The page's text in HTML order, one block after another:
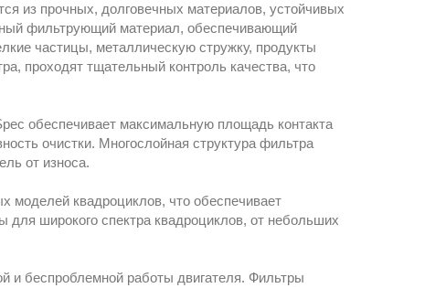
из прочных, долговечных материалов, устойчивых
фильтрующий материал, обеспечивающий
частицы, металлическую стружку, продукты
проходят тщательный контроль качества, что
обеспечивает максимальную площадь контакта
очистки. Многослойная структура фильтра
от износа.
моделей квадроциклов, что обеспечивает
для широкого спектра квадроциклов, от небольших
и беспроблемной работы двигателя. Фильтры